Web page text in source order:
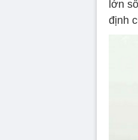
lớn
định